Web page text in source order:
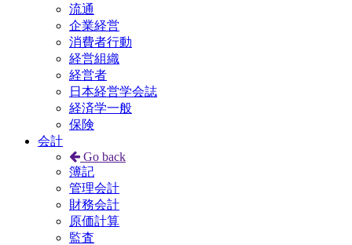
流通
企業経営
消費者行動
経営組織
経営者
日本経営学会誌
経済学一般
保険
会計
Go back
簿記
管理会計
財務会計
原価計算
監査